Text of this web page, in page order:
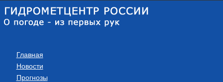
Главная
Новости
Прогнозы